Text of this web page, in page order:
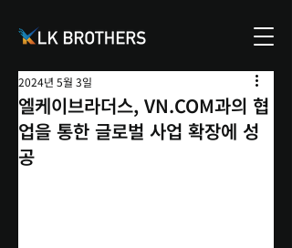
엘케이브라더스, VN.COM과의 협
업을 통한 글로벌 사업 확장에 성
공
2024년 5월 3일